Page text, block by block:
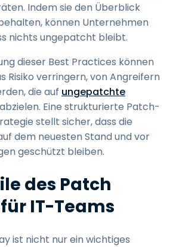
Indem sie den Überblick
können Unternehmen
nichts ungepatcht bleibt.
dieser Best Practices können
Risiko verringern, von Angreifern
die auf ungepatchte
abzielen. Eine strukturierte Patch-
stellt sicher, dass die
dem neuesten Stand und vor
geschützt bleiben.
des Patch
IT-Teams
ist nicht nur ein wichtiges